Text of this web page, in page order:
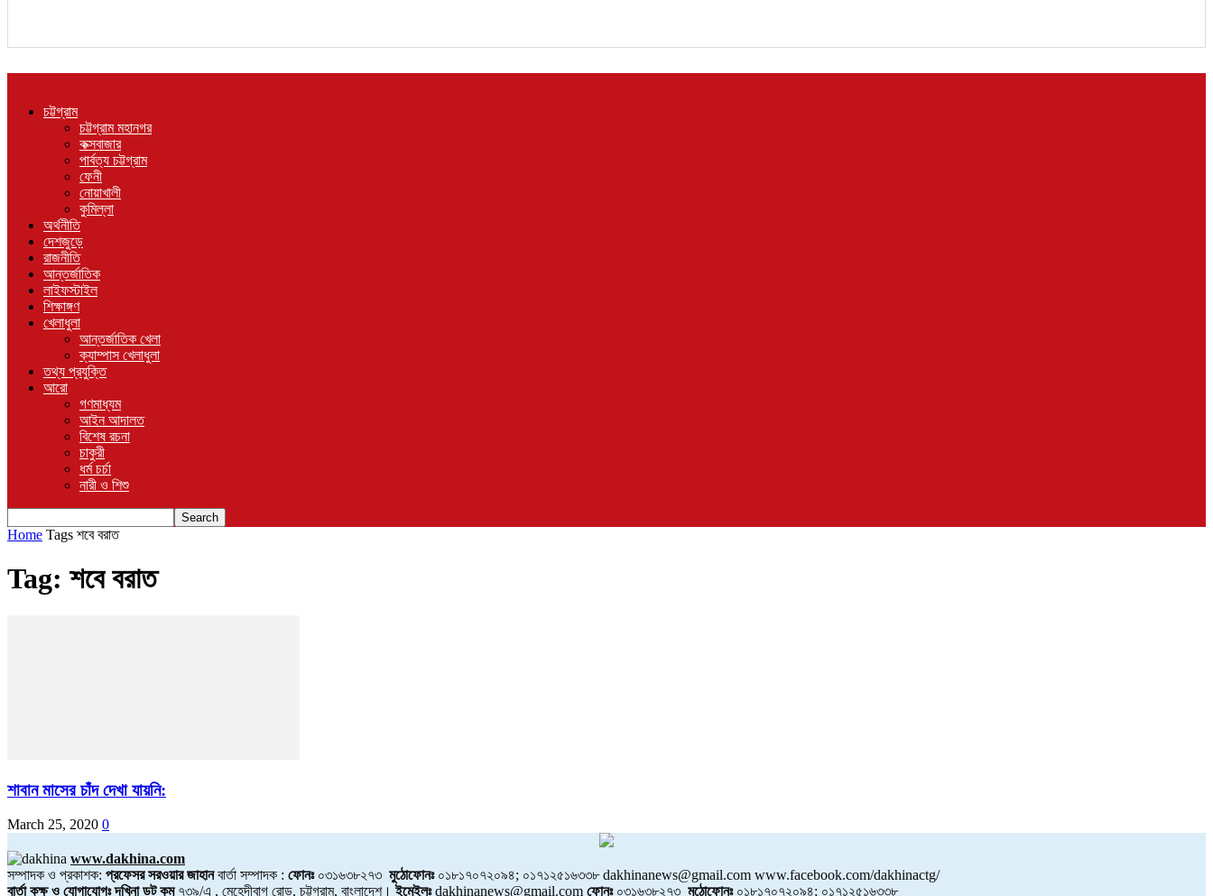
চট্টগ্রাম
চট্টগ্রাম মহানগর
কক্সবাজার
পার্বত্য চট্টগ্রাম
ফেনী
নোয়াখালী
কুমিল্লা
অর্থনীতি
দেশজুড়ে
রাজনীতি
আন্তর্জাতিক
লাইফস্টাইল
শিক্ষাঙ্গণ
খেলাধুলা
আন্তর্জাতিক খেলা
ক্যাম্পাস খেলাধুলা
তথ্য প্রযুক্তি
আরো
গণমাধ্যম
আইন আদালত
বিশেষ রচনা
চাকুরী
ধর্ম চর্চা
নারী ও শিশু
Home Tags শবে বরাত
Tag: শবে বরাত
শাবান মাসের চাঁদ দেখা যায়নি:
March 25, 2020 0
www.dakhina.com
সম্পাদক ও প্রকাশক: প্রফেসর সরওয়ার জাহানবার্তা সম্পাদক : ফোনঃ০৩১৬৩৮২৭৩ মুঠোফোনঃ০১৮১৭০৭২০৯৪; ০১৭১২৫১৬৩৩৮ dakhinanews@gmail.com www.facebook.com/dakhinactg/
বার্তা কক্ষ ও যোগাযোগঃ দখিনা ডট কম৭৩৯/এ , মেহেদীবাগ রোড, চট্টগ্রাম, বাংলাদেশ।ইমেইলঃdakhinanews@gmail.com ফোনঃ০৩১৬৩৮২৭৩ মুঠোফোনঃ০১৮১৭০৭২০৯৪; ০১৭১২৫১৬৩৩৮